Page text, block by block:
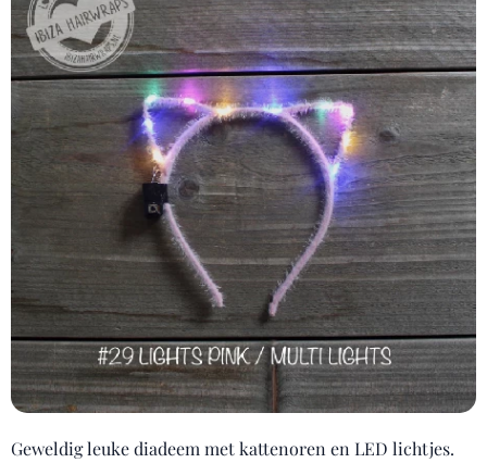
Geweldig leuke diadeem met kattenoren en LED lichtjes.